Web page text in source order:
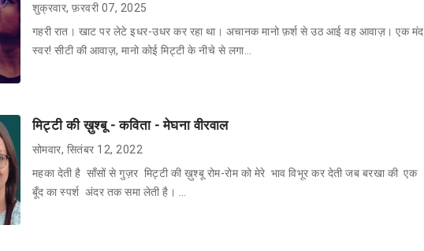
शुक्रवार, फ़रवरी 07, 2025
गहरी रात। खाट पर लेटे इधर-उधर कर रहा था। अचानक मानो फ़र्श से उठ आई वह आवाज़। एक मंद
स्वर! सीटी की आवाज़, मानो कोई मिट्टी के नीचे से लगा…
मिट्टी की ख़ुश्बू - कविता - मेघना वीरवाल
सोमवार, सितंबर 12, 2022
महका देती है साँसों से गुज़र मिट्टी की ख़ुश्बू रोम-रोम को मेरे भाव विभूर कर देती जब बरखा की एक
बूँद का स्पर्श अंदर तक समा लेती है। …